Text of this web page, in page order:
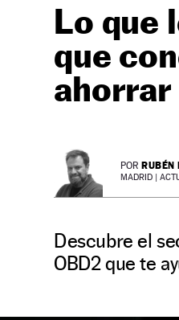
Lo que
que
POR RUBÉN
MADRID |
Descubre el
OBD2 que te